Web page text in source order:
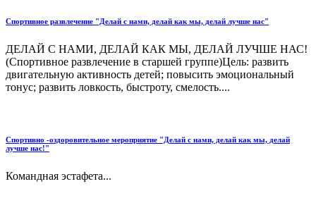
Спортивное развлечение "Делай с нами, делай как мы, делай лучше нас"
ДЕЛАЙ С НАМИ, ДЕЛАЙ КАК МЫ, ДЕЛАЙ ЛУЧШЕ НАС!
(Спортивное развлечение в старшей группе)Цель: развить
двигательную активность детей; повысить эмоциональный
тонус; развить ловкость, быстроту, смелость....
Спортивно -оздоровительное мероприятие "Делай с нами, делай как мы, делай
лучше нас!"
Командная эстафета...